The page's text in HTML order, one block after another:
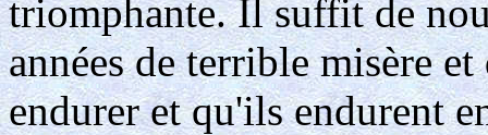
triomphante. Il suffit de
années de terrible misère
endurer et qu'ils endurent